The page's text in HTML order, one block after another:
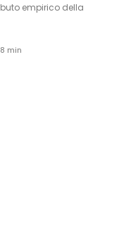
empirico della
8 min